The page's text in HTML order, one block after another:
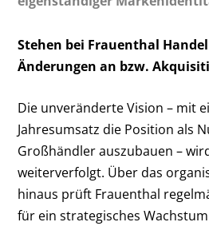
Stehen bei Frauenthal
Änderungen an bzw.
Die unveränderte Vision – mit
Jahresumsatz die Position als
Großhändler auszubauen –
weiterverfolgt. Über das
hinaus prüft Frauenthal
für ein strategisches